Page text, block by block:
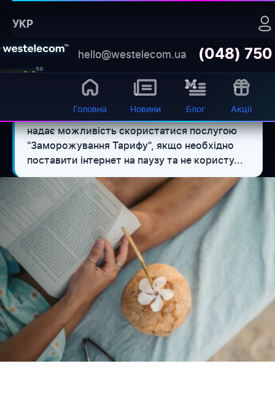
УКР
4.4
за
hello@westelecom.ua (048) 750
Головна Новини Блог Акції
Usluga zamorozka tarifa esli neobhodimo postavit internet
Бот для самообслуговування
баланс, діагностика, обладнання 24/7
✅Інтернет-провайдер Westelecom
надає можливість скористатися послугою
"Заморожування Тарифу", якщо необхідно
поставити інтернет на паузу та не користу...